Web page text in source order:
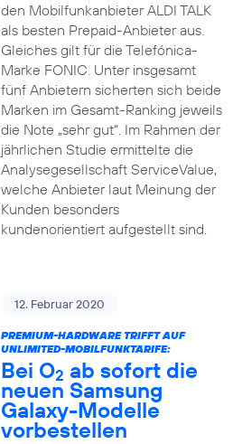
den Mobilfunkanbieter ALDI TALK
als besten Prepaid-Anbieter aus.
Gleiches gilt für die Telefónica-
Marke FONIC. Unter insgesamt
fünf Anbietern sicherten sich beide
Marken im Gesamt-Ranking jeweils
die Note „sehr gut“. Im Rahmen der
jährlichen Studie ermittelte die
Analysegesellschaft ServiceValue,
welche Anbieter laut Meinung der
Kunden besonders
kundenorientiert aufgestellt sind.
12. Februar 2020
PREMIUM-HARDWARE TRIFFT AUF
UNLIMITED-MOBILFUNKTARIFE:
Bei O2 ab sofort die
neuen Samsung
Galaxy-Modelle
vorbestellen